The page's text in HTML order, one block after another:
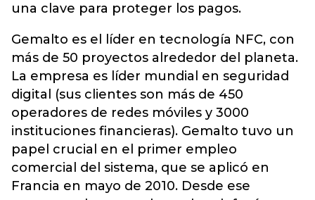
una clave para proteger los pagos.
Gemalto es el líder en tecnología NFC, con
más de 50 proyectos alrededor del planeta.
La empresa es líder mundial en seguridad
digital (sus clientes son más de 450
operadores de redes móviles y 3000
instituciones financieras). Gemalto tuvo un
papel crucial en el primer empleo
comercial del sistema, que se aplicó en
Francia en mayo de 2010. Desde ese